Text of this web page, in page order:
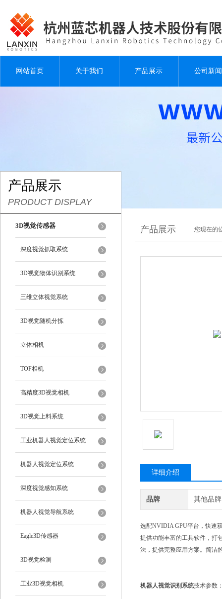
网站首页 关于我们 产品展示 公司新闻
产品展示
PRODUCT DISPLAY
3D视觉传感器
深度视觉抓取系统
3D视觉物体识别系统
三维立体视觉系统
3D视觉随机分拣
立体相机
TOF相机
高精度3D视觉相机
3D视觉上料系统
工业机器人视觉定位系统
机器人视觉定位系统
深度视觉感知系统
机器人视觉导航系统
Eagle3D传感器
3D视觉检测
工业3D视觉相机
产品展示 您现在的
详细介绍
品牌 其他品牌
选配NVIDIA GPU平台，快速
提供功能丰富的工具软件，打
法，提供完整应用方案。简洁
机器人视觉识别系统技术参数